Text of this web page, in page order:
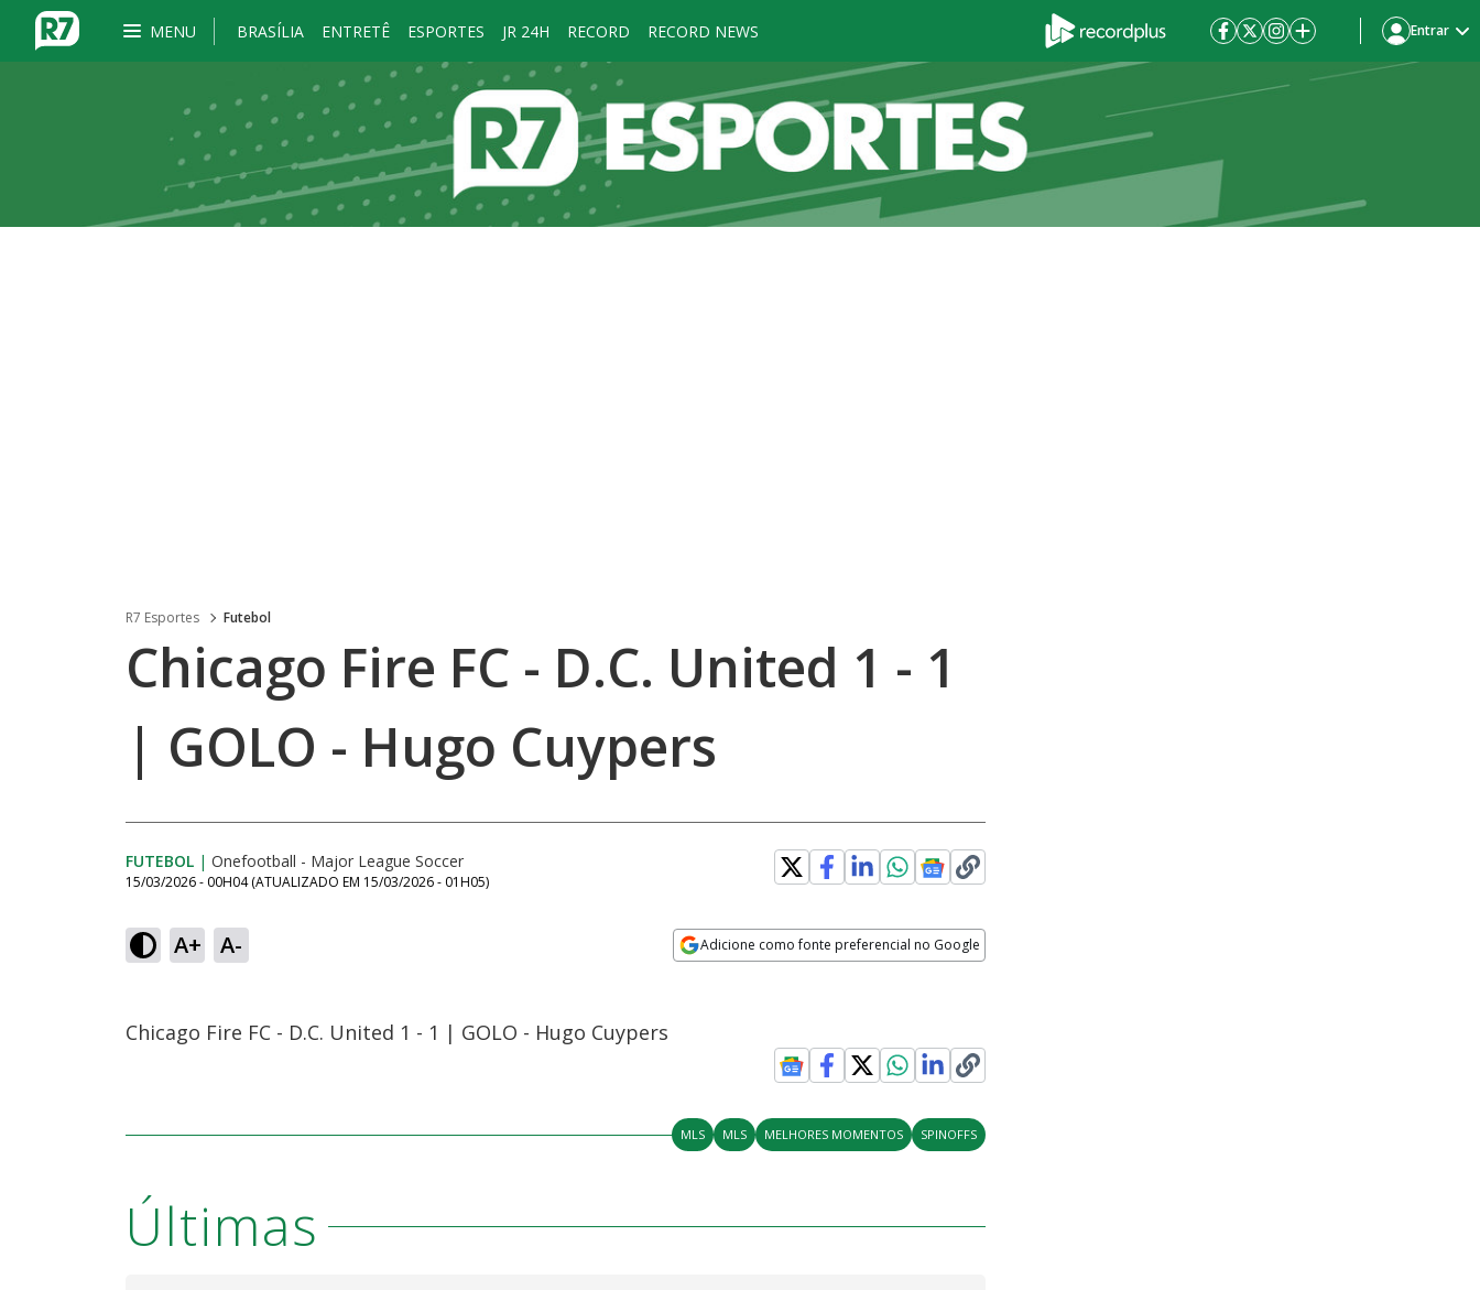
MENU BRASÍLIA ENTRETÊ ESPORTES JR 24H RECORD RECORD NEWS Entrar
R7 Esportes Futebol
Chicago Fire FC - D.C. United 1 - 1
| GOLO - Hugo Cuypers
FUTEBOL | Onefootball - Major League Soccer
15/03/2026 - 00H04 (ATUALIZADO EM 15/03/2026 - 01H05)
A+ A- Adicione como fonte preferencial no Google
Chicago Fire FC - D.C. United 1 - 1 | GOLO - Hugo Cuypers
MLS MLS MELHORES MOMENTOS SPINOFFS
Últimas